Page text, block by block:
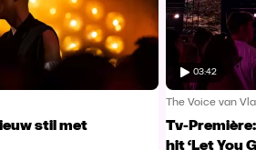
stil met
03:42
The Voice van
Tv-
hit ‘Let You